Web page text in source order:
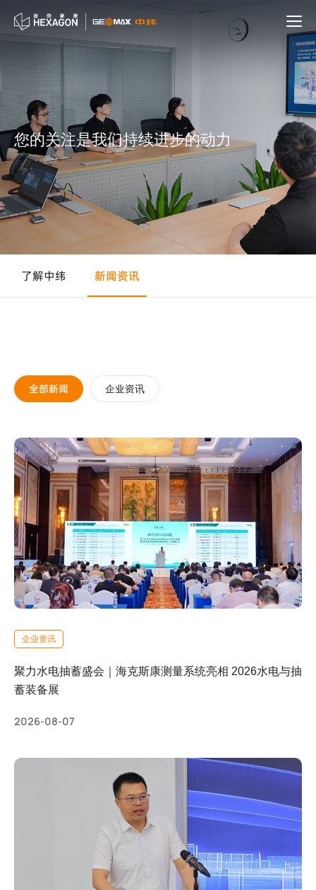
您的关注是我们持续进步的动力
了解中纬 新闻资讯
全部新闻 企业资讯
企业资讯
聚力水电抽蓄盛会｜海克斯康测量系统亮相 2026水电与抽
蓄装备展
2026-08-07